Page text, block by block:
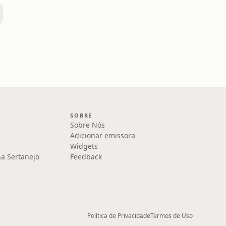
Sertanejo
SOBRE
Sobre Nós
Adicionar emissora
Widgets
Feedback
Política de PrivacidadeTermos de Uso